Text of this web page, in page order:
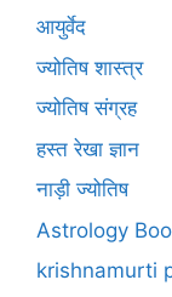
आयुर्वेद
ज्योतिष शास्त्र
ज्योतिष संग्रह
हस्त रेखा ज्ञान
नाड़ी ज्योतिष
Astrology
krishnamurti